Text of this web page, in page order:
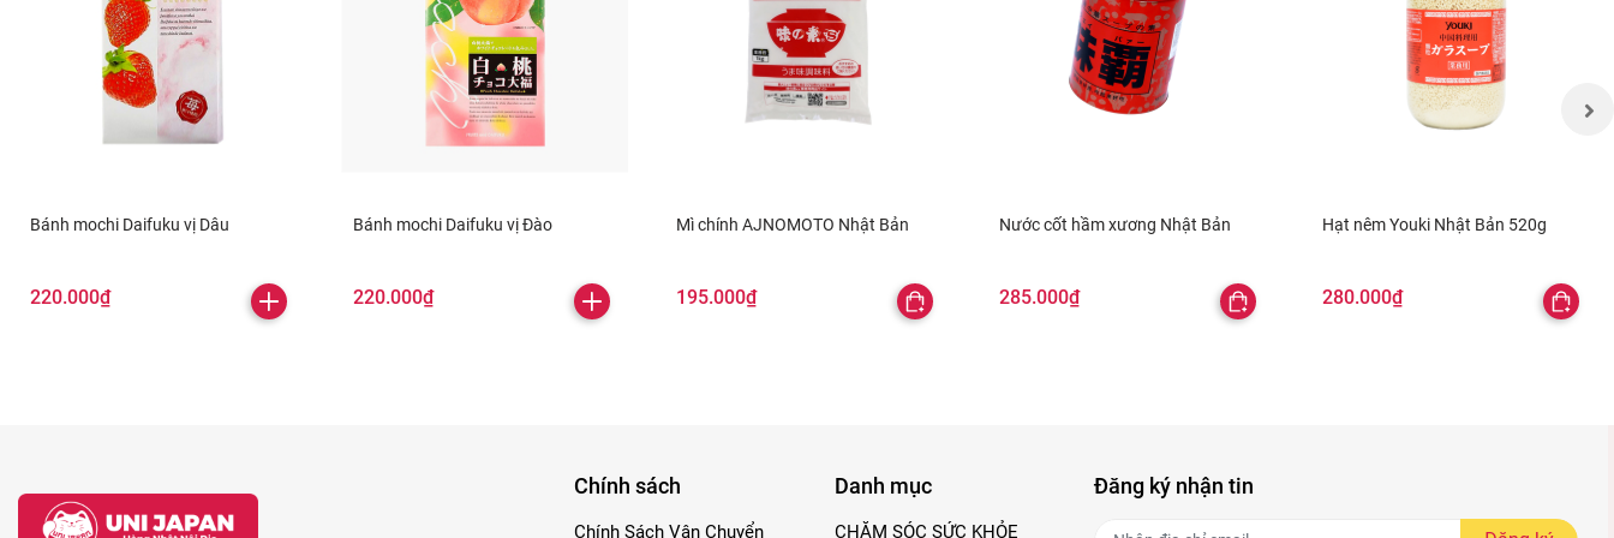
Bánh mochi Daifuku vị Dâu
220.000₫
Bánh mochi Daifuku vị Đào
220.000₫
Mì chính AJNOMOTO Nhật Bản
195.000₫
Nước cốt hầm xương Nhật Bản
285.000₫
Hạt nêm Youki Nhật Bản 520g
280.000₫
Chính sách
Chính Sách Vận Chuyển
Danh mục
CHĂM SÓC SỨC KHỎE
Đăng ký nhận tin